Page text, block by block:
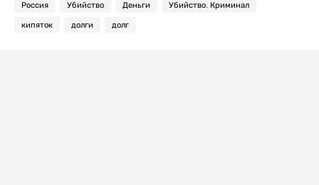
Россия Убийство Деньги Убийство. Криминал
кипяток долги долг